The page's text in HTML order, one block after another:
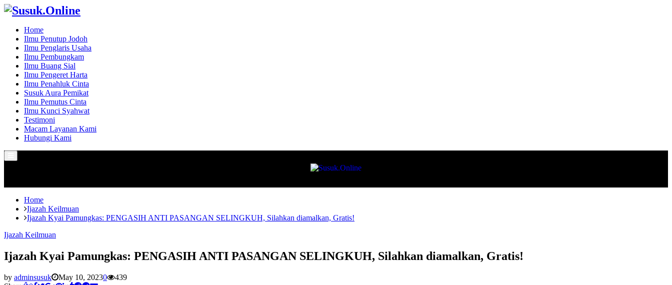
Home
Ilmu Penutup Jodoh
Ilmu Penglaris Usaha
Ilmu Pembungkam
Ilmu Buang Sial
Ilmu Pengeret Harta
Ilmu Penahluk Cinta
Susuk Aura Pemikat
Ilmu Pemutus Cinta
Ilmu Kunci Syahwat
Testimoni
Macam Layanan Kami
Hubungi Kami
Menu
Home
Ijazah Keilmuan
Ijazah Kyai Pamungkas: PENGASIH ANTI PASANGAN SELINGKUH, Silahkan diamalkan, Gratis!
Ijazah Keilmuan
Ijazah Kyai Pamungkas: PENGASIH ANTI PASANGAN SELINGKUH, Silahkan diamalkan, Gratis!
by adminsusuk May 10, 20230
439